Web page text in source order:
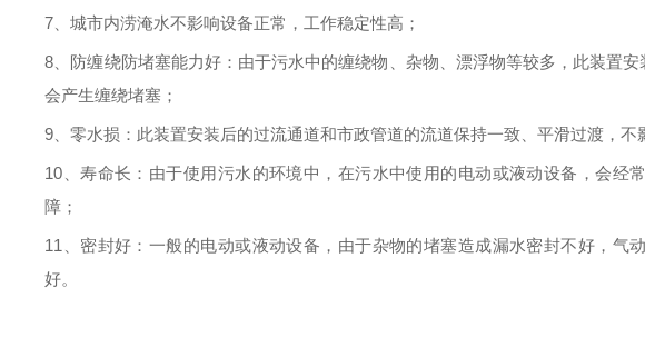
7、城市内涝淹水不影响设备正常，工作稳定性高；
8、 防缠绕防堵塞能力好：由于污水中的缠绕物、杂物、漂浮物等较多，此装置
会产生缠绕堵塞；
9、零水损 ：此装置安装后的过流通道和市政管道的流道保持一致、平滑过渡，不
10、寿命长 ：由于使用污水的环境中，在污水中使用的电动或液动设备，会
障；
11、 密封好 ：一般的电动或液动设备，由于杂物的堵塞造成漏水密封不好，
好。